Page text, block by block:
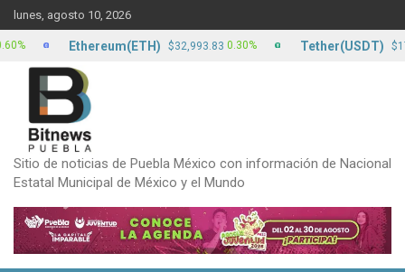
Skip
to
content
lunes, agosto 10, 2026
Sitio de noticias de Puebla México con información de Nacional
Estatal Municipal de México y el Mundo
Ethereum(ETH) $32,993.83 0.30% Tether(USDT) $17.13